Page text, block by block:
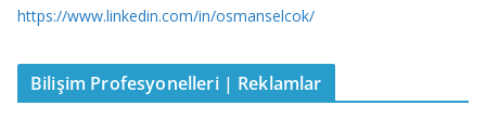
https://www.linkedin.com/in/osmanselcok/
Bilişim Profesyonelleri | Reklamlar